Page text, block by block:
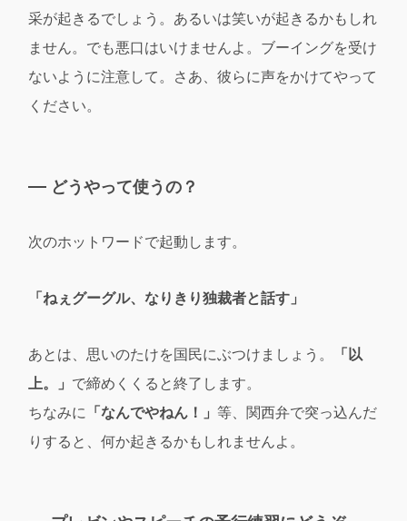
采が起きるでしょう。あるいは笑いが起きるかもしれ
ません。でも悪口はいけませんよ。ブーイングを受け
ないように注意して。さあ、彼らに声をかけてやって
ください。
どうやって使うの？
次のホットワードで起動します。
「ねぇグーグル、なりきり独裁者と話す」
あとは、思いのたけを国民にぶつけましょう。
「以
上。」 で締めくくると終了します。
ちなみに 「なんでやねん！」 等、関西弁で突っ込んだ
りすると、何か起きるかもしれませんよ。